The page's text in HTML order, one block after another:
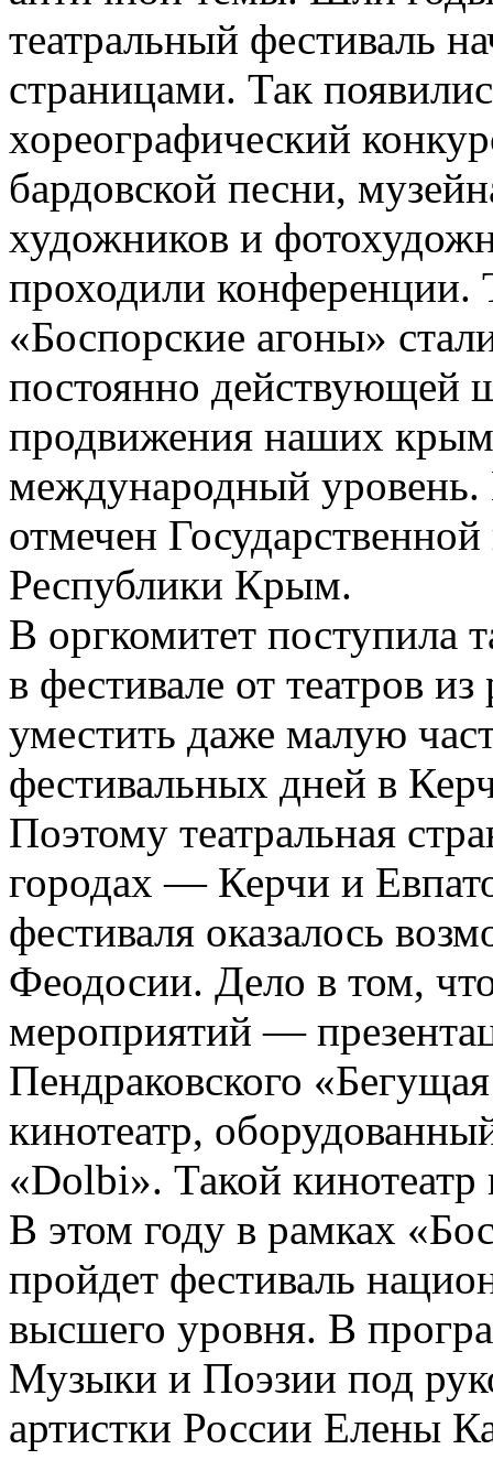
театральный фестиваль
страницами. Так
хореографический
бардовской песни,
художников и
проходили конференции.
«Боспорские агоны»
постоянно действующей
продвижения наших
международный уровень.
отмечен
Республики Крым.
В оргкомитет поступила
в фестивале от театров
уместить даже малую
фестивальных дней в
Поэтому театральная
городах — Керчи и
фестиваля оказалось
Феодосии. Дело в том,
мероприятий —
Пендраковского
кинотеатр,
«Dolbi». Такой
В этом году в рамках
пройдет фестиваль
высшего уровня. В
Музыки и Поэзии под
артистки России Елены